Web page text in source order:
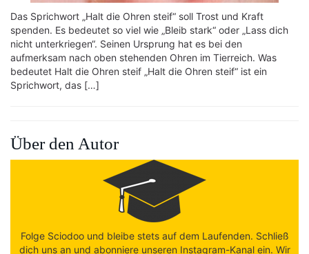
Das Sprichwort „Halt die Ohren steif“ soll Trost und Kraft
spenden. Es bedeutet so viel wie „Bleib stark“ oder „Lass dich
nicht unterkriegen“. Seinen Ursprung hat es bei den
aufmerksam nach oben stehenden Ohren im Tierreich. Was
bedeutet Halt die Ohren steif „Halt die Ohren steif“ ist ein
Sprichwort, das […]
Über den Autor
Folge Sciodoo und bleibe stets auf dem Laufenden. Schließ
dich uns an und abonniere unseren Instagram-Kanal ein. Wir